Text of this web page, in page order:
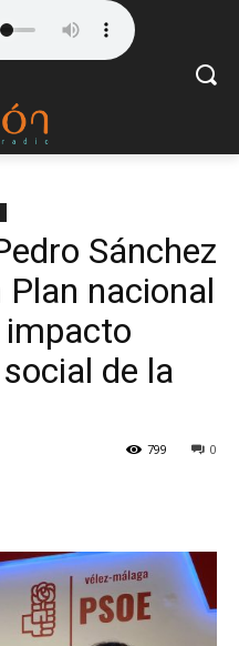
Sánchez
nacional
impacto
de la
0
799